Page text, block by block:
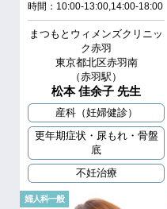
時間：10:00-13:00,14:00-18:00
まつもとウィメンズクリニッ
ク赤羽
東京都北区赤羽南
（赤羽駅）
松本 佳余子 先生
産科（妊婦健診）
更年期症状・尿もれ・骨盤
底
不妊治療
婦人科一般